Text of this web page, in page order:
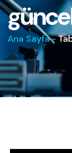
Ana Sayfa-